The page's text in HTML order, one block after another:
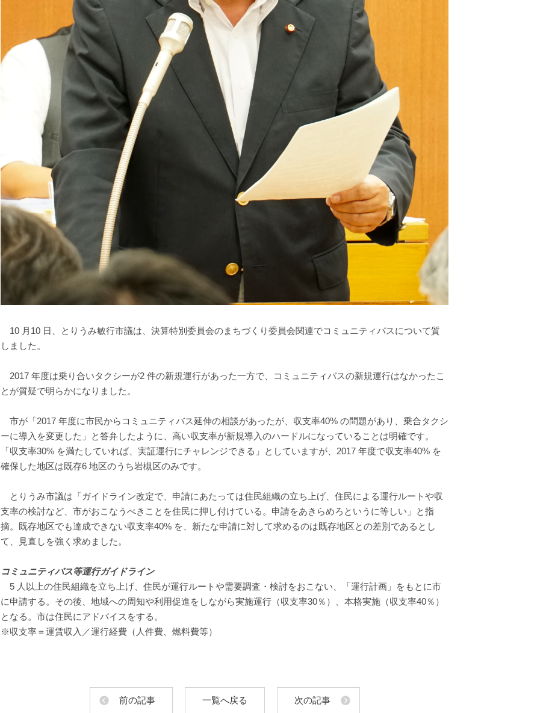
10 月10 日、とりうみ敏行市議は、決算特別委員会のまちづくり委員会関連でコミュニティバスについて質
しました。
2017 年度は乗り合いタクシーが2 件の新規運行があった一方で、コミュニティバスの新規運行はなかったこ
とが質疑で明らかになりました。
市が「2017 年度に市民からコミュニティバス延伸の相談があったが、収支率40% の問題があり、乗合タクシ
ーに導入を変更した」と答弁したように、高い収支率が新規導入のハードルになっていることは明確です。
「収支率30% を満たしていれば、実証運行にチャレンジできる」としていますが、2017 年度で収支率40% を
確保した地区は既存6 地区のうち岩槻区のみです。
とりうみ市議は「ガイドライン改定で、申請にあたっては住民組織の立ち上げ、住民による運行ルートや収
支率の検討など、市がおこなうべきことを住民に押し付けている。申請をあきらめろというに等しい」と指
摘。既存地区でも達成できない収支率40% を、新たな申請に対して求めるのは既存地区との差別であるとし
て、見直しを強く求めました。
コミュニティバス等運行ガイドライン
5 人以上の住民組織を立ち上げ、住民が運行ルートや需要調査・検討をおこない、「運行計画」をもとに市
に申請する。その後、地域への周知や利用促進をしながら実施運行（収支率30％）、本格実施（収支率40％）
となる。市は住民にアドバイスをする。
※収支率＝運賃収入／運行経費（人件費、燃料費等）
前の記事 一覧へ戻る 次の記事